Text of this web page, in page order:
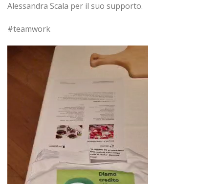
Alessandra Scala per il suo supporto.
#teamwork